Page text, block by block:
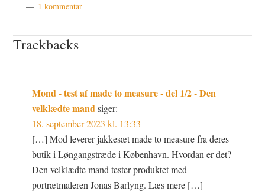
1 kommentar
Læserinteraktioner
Trackbacks
Mond - test af made to measure - del 1/2 - Den
velklædte mand siger:
18. september 2023 kl. 13:33
[…] Mod leverer jakkesæt made to measure fra deres
butik i Løngangstræde i København. Hvordan er det?
Den velklædte mand tester produktet med
portrætmaleren Jonas Barlyng. Læs mere […]